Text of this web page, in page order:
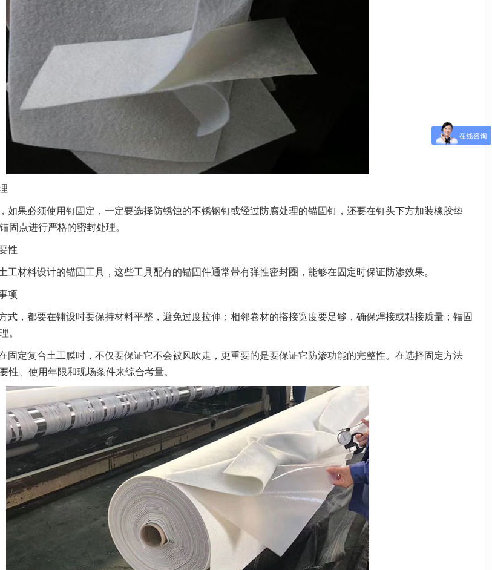
如果必须使用钉固定，一定要选择防锈蚀的不锈钢钉或经过防腐处理的锚固钉，还要在钉头下方加装橡胶垫
固点进行严格的密封处理。
性
工材料设计的锚固工具，这些工具配有的锚固件通常带有弹性密封圈，能够在固定时保证防渗效果。
项
式，都要在铺设时要保持材料平整，避免过度拉伸；相邻卷材的搭接宽度要足够，确保焊接或粘接质量；锚固
。
固定复合土工膜时，不仅要保证它不会被风吹走，更重要的是要保证它防渗功能的完整性。在选择固定方法
性、使用年限和现场条件来综合考量。